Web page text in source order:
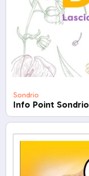
Sondrio
Info Point Sondrio